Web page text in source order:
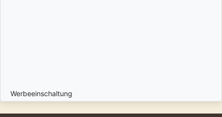
Werbeeinschaltung